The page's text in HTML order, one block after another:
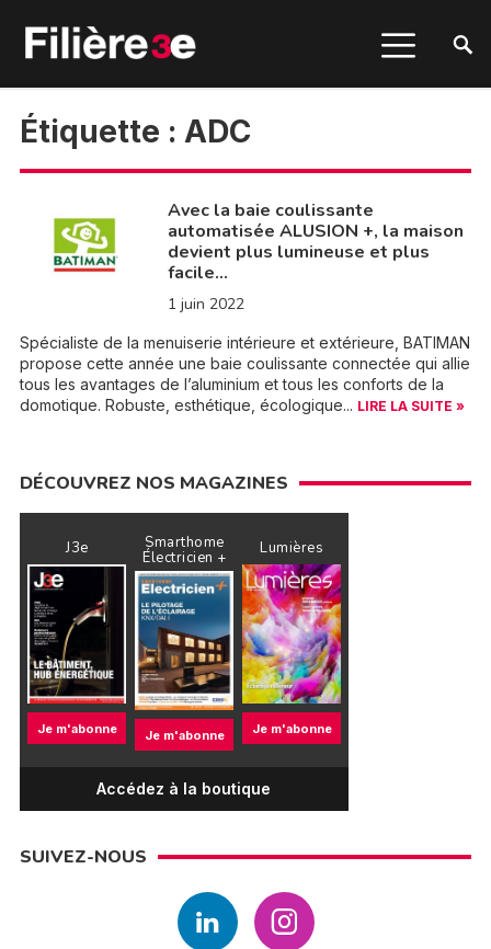
Étiquette : ADC
Avec la baie coulissante
automatisée ALUSION +, la maison
devient plus lumineuse et plus
facile…
1 juin 2022
Spécialiste de la menuiserie intérieure et extérieure, BATIMAN
propose cette année une baie coulissante connectée qui allie
tous les avantages de l’aluminium et tous les conforts de la
domotique. Robuste, esthétique, écologique... LIRE LA SUITE »
DÉCOUVREZ NOS MAGAZINES
J3e
Je m'abonne
Smarthome
Électricien +
Je m'abonne
Lumières
Je m'abonne
Accédez à la boutique
SUIVEZ-NOUS